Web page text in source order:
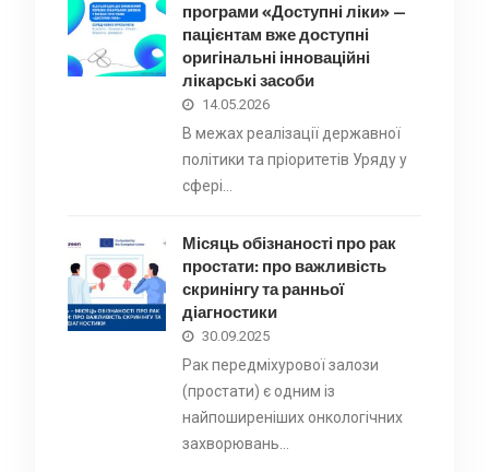
програми «Доступні ліки» —
пацієнтам вже доступні
оригінальні інноваційні
лікарські засоби
14.05.2026
В межах реалізації державної
політики та пріоритетів Уряду у
сфері…
Місяць обізнаності про рак
простати: про важливість
скринінгу та ранньої
діагностики
30.09.2025
Рак передміхурової залози
(простати) є одним із
найпоширеніших онкологічних
захворювань…